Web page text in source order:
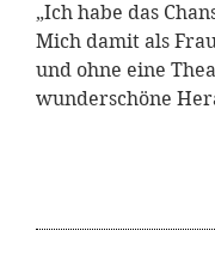
„Ich habe das
Mich damit als
und ohne eine
wunderschöne